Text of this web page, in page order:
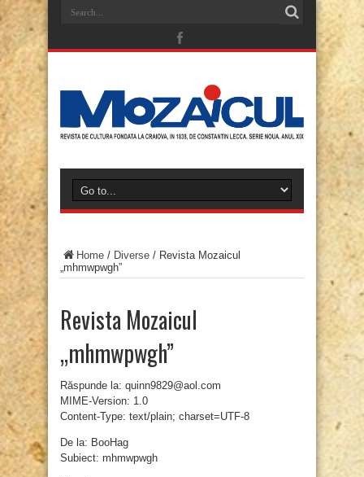
Home / Diverse / Revista Mozaicul
„mhmwpwgh”
Revista Mozaicul
„mhmwpwgh”
Răspunde la: quinn9829@aol.com
MIME-Version: 1.0
Content-Type: text/plain; charset=UTF-8
De la: BooHag
Subiect: mhmwpwgh